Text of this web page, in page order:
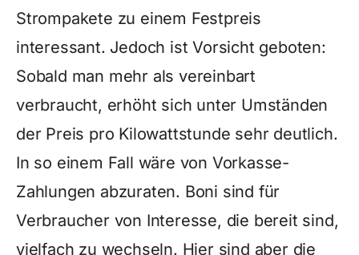
Strompakete zu einem Festpreis
interessant. Jedoch ist Vorsicht geboten:
Sobald man mehr als vereinbart
verbraucht, erhöht sich unter Umständen
der Preis pro Kilowattstunde sehr deutlich.
In so einem Fall wäre von Vorkasse-
Zahlungen abzuraten. Boni sind für
Verbraucher von Interesse, die bereit sind,
vielfach zu wechseln. Hier sind aber die